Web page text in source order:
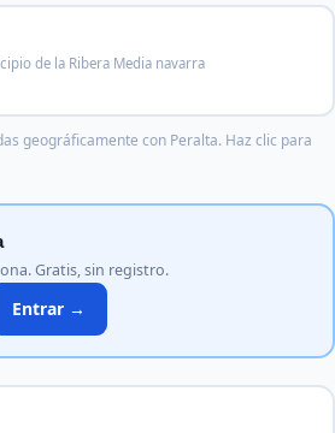
de la Ribera Media navarra
geográficamente con Peralta. Haz clic para
Gratis, sin registro.
Entrar →